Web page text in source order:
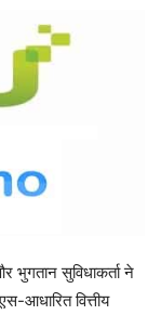
भुगतान सुविधाकर्ता ने
आधारित वित्तीय